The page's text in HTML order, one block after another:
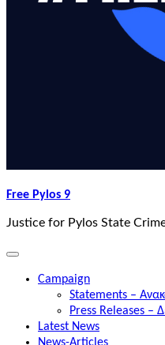
Free Pylos 9
Justice for Pylos State
Campaign
Statements –
Press Releases –
Latest News